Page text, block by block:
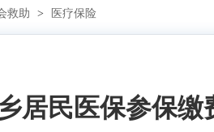
救助 > 医疗保险
居民医保参保缴